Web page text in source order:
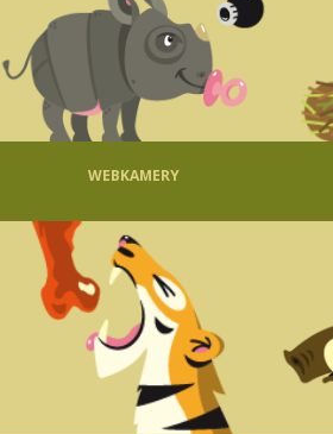
WEBKAMERY